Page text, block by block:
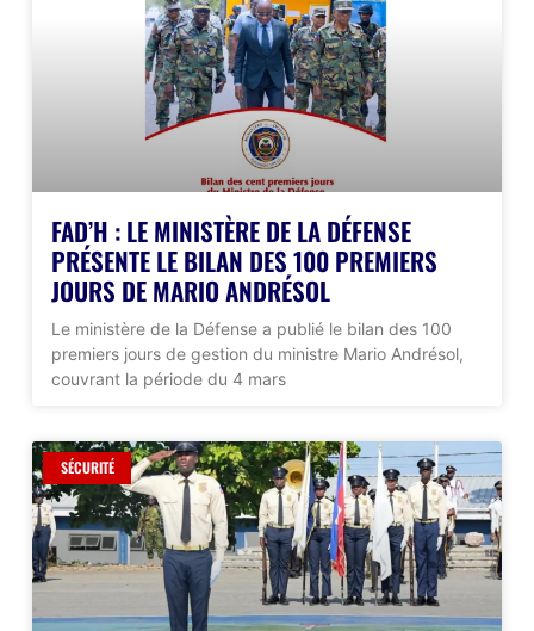
FAD’H : LE MINISTÈRE DE LA DÉFENSE
PRÉSENTE LE BILAN DES 100 PREMIERS
JOURS DE MARIO ANDRÉSOL
Le ministère de la Défense a publié le bilan des 100
premiers jours de gestion du ministre Mario Andrésol,
couvrant la période du 4 mars
SÉCURITÉ